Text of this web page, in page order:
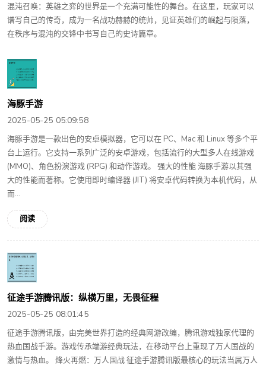
混沌召唤：英雄之弈的世界是一个充满可能性的舞台。在这里，玩家可以
谱写自己的传奇，成为一名战功赫赫的统帅，见证英雄们的崛起与陨落，
在秩序与混沌的交锋中书写自己的史诗篇章。
海豚手游
2025-05-25 05:09:58
海豚手游是一款出色的安卓模拟器，它可以在 PC、Mac 和 Linux 等多个平
台上运行。它支持一系列广泛的安卓游戏，包括流行的大型多人在线游戏
(MMO)、角色扮演游戏 (RPG) 和动作游戏。 强大的性能 海豚手游以其强
大的性能而著称。它使用即时编译器 (JIT) 将安卓代码转换为本机代码，从
而...
阅读
征途手游腾讯版：纵横万里，无畏征程
2025-05-25 08:01:45
征途手游腾讯版，由完美世界打造的经典网游改编，腾讯游戏独家代理的
热血国战手游。游戏传承端游经典玩法，在移动平台上重现了万人国战的
激情与热血。 烽火再燃：万人国战 征途手游腾讯版最核心的玩法当属万人